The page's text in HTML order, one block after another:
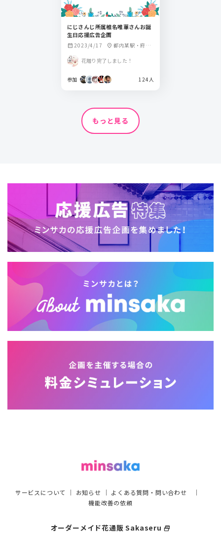
にじさんじ所属椎名唯華さんお誕
生日応援広告企画
calendar_month 2023/4/17 location_on 都内某駅・府内
花贈り完了しました！
参加 124人
もっと見る
サービスについて ｜ お知らせ ｜ よくある質問・問い合わせ ｜
機能改善の依頼
オーダーメイド花通販 Sakaseru select_window